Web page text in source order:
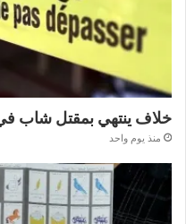
خلاف ينتهي بمقتل شاب
منذ يوم واحد